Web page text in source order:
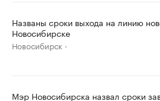
Названы сроки выхода на линию
Новосибирске
Новосибирск
Мэр Новосибирска назвал сроки